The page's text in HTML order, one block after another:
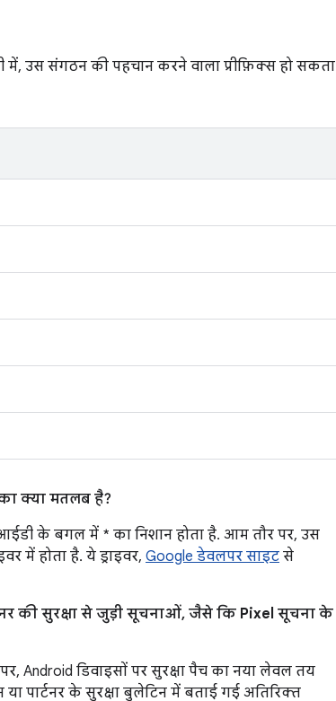
में, उस संगठन की पहचान करने वाला प्रीफ़िक्स हो सकता
क्या मतलब है?
के बगल में * का निशान होता है. आम तौर पर, उस
में होता है. ये ड्राइवर, Google डेवलपर साइट से
की सुरक्षा से जुड़ी सूचनाओं, जैसे कि Pixel सूचना के
Android डिवाइसों पर सुरक्षा पैच का नया लेवल तय
पार्टनर के सुरक्षा बुलेटिन में बताई गई अतिरिक्त